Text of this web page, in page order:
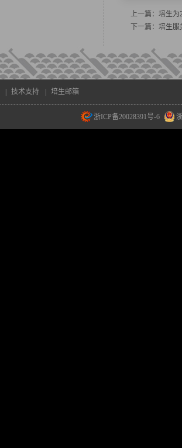
上一篇： 培生为
下一篇： 培生服
技术支持 培生邮箱
浙ICP备20028391号-6